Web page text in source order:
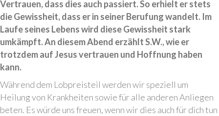
Vertrauen, dass dies auch passiert. So erhielt er stets
die Gewissheit, dass er in seiner Berufung wandelt. Im
Laufe seines Lebens wird diese Gewissheit stark
umkämpft. An diesem Abend erzählt S.W., wie er
trotzdem auf Jesus vertrauen und Hoffnung haben
kann.
Während dem Lobpreisteil werden wir speziell um
Heilung von Krankheiten sowie für alle anderen Anliegen
beten. Es würde uns freuen, wenn wir dies auch für dich tun